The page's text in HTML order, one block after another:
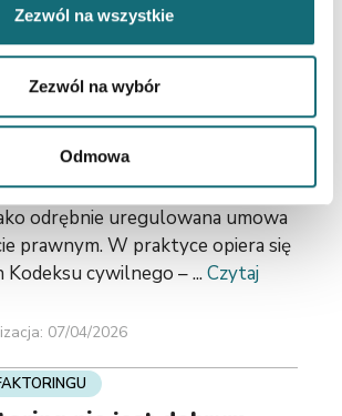
Zezwól na wszystkie
Zezwól na wybór
Odmowa
07/04/2026
Z FAKTORINGU
jest regulowany
legalną i powszechnie stosowaną
jednak w Polsce nie
odrębnie uregulowana umowa
prawnym. W praktyce opiera się
Kodeksu cywilnego – ...Czytaj
07/04/2026